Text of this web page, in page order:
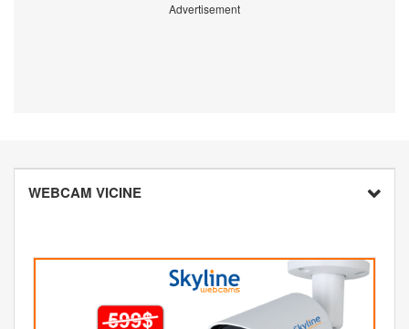
Advertisement
WEBCAM VICINE